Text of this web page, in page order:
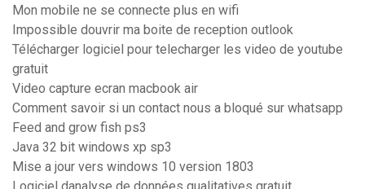
Mon mobile ne se connecte plus en wifi
Impossible douvrir ma boite de reception outlook
Télécharger logiciel pour telecharger les video de youtube
gratuit
Video capture ecran macbook air
Comment savoir si un contact nous a bloqué sur whatsapp
Feed and grow fish ps3
Java 32 bit windows xp sp3
Mise a jour vers windows 10 version 1803